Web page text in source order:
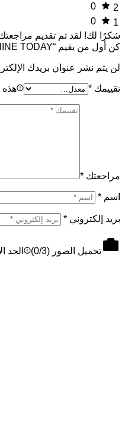
2
0
1
0
شكرًا لك! لقد تم تقديم
كن أول من يقيم “DEWY LIP GLAZE-021 SHINE TODAY!”
لن يتم نشر عنوان بريدك
تقييمك * هذه
مراجعتك *
اسم *
بريد إلكتروني *
تحميل الصور ( 0/3) الحد